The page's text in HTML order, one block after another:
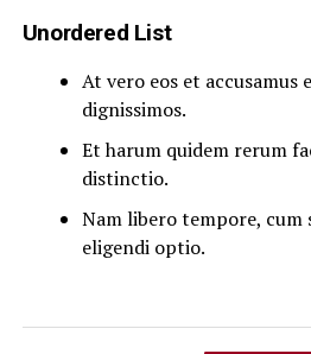
Unordered List
At vero eos et accusamus
dignissimos.
Et harum quidem rerum
distinctio.
Nam libero tempore, cum
eligendi optio.